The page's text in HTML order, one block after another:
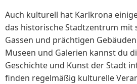
Auch kulturell hat Karlkrona
das historische Stadtzentrum mit
Gassen und prächtigen
Museen und Galerien kannst du
Geschichte und Kunst der Stadt
finden regelmäßig kulturelle